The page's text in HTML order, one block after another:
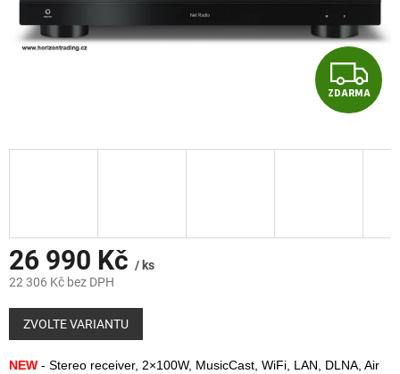
Z
D
A
ZDARMA
26 990 Kč / ks
22 306 Kč bez DPH
Měrná
cena:
ZVOLTE VARIANTU
NEW - Stereo receiver, 2×100W, MusicCast, WiFi, LAN, DLNA, Air